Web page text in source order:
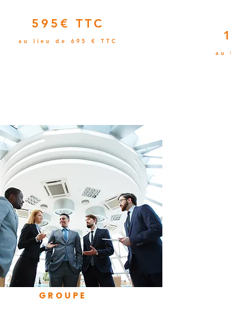
595€ TTC
au lieu de 695 € TTC
au
GROUPE